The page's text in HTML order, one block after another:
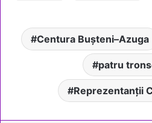
Centura Bușteni–Azuga
patru
Reprezentanții